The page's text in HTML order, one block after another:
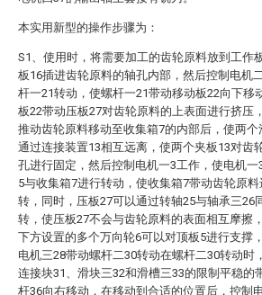
本实用新型的操作步骤为：
S1、使用时，将需要加工的齿轮原料放到工作
板16插进齿轮原料的轴孔内部，然后控制电机
杆一21转动，使螺杆一21带动移动板22向下移
板22带动压板27对齿轮原料的上表面进行挤压
推动齿轮原料移动至收集箱7的内部后，使两个
通过连接装置13相互远离，使两个夹板13对齿
孔进行固定，然后控制电机一3工作，使电机一
5与收集箱7进行转动，使收集箱7带动齿轮原料
转，同时，压板27可以通过转轴25与轴承三26
转，使压板27不会与齿轮原料的表面相互摩擦
下方设置的多个万向轮6可以对顶板5进行支撑
电机三28带动螺杆二30转动在螺杆二30转动时
连接块31、滑块三32和滑槽三33的限制平稳的
杆36向右移动，在移动到合适的位置后，控制